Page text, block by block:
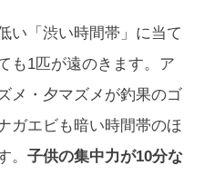
い「渋い時間帯」に当て
も1匹が遠のきます。ア
メ・夕マズメが釣果のゴ
ガエビも暗い時間帯のほ
。 子供の集中力が10分な